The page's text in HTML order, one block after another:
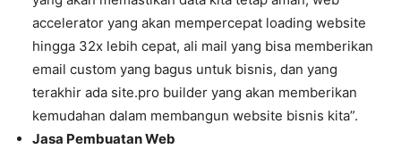
accelerator yang akan mempercepat loading website
hingga 32x lebih cepat, ali mail yang bisa memberikan
email custom yang bagus untuk bisnis, dan yang
terakhir ada site.pro builder yang akan memberikan
kemudahan dalam membangun website bisnis kita”.
Jasa Pembuatan Web